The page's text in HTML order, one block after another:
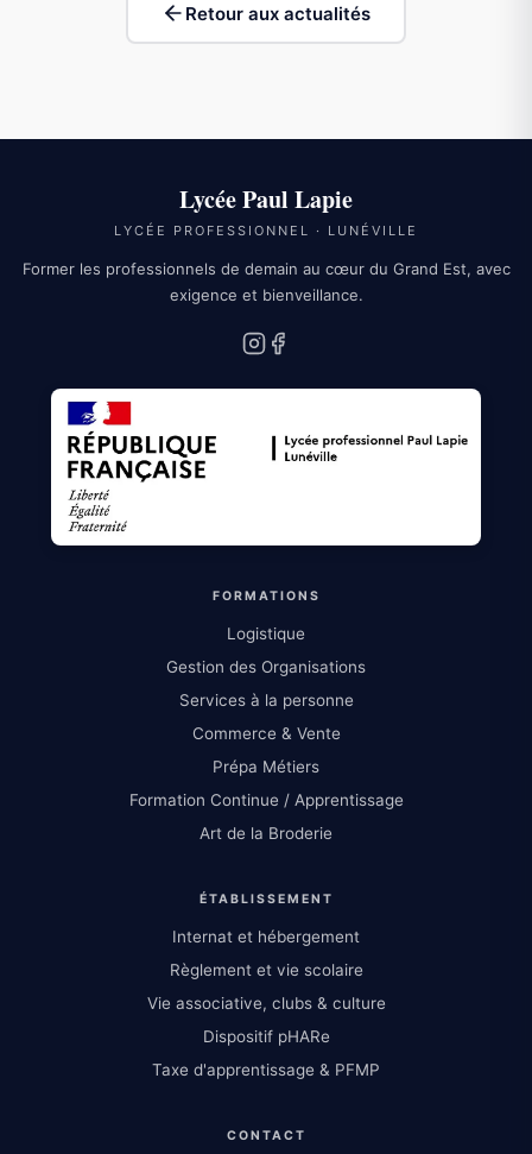
Retour aux actualités
Lycée Paul Lapie
LYCÉE PROFESSIONNEL · LUNÉVILLE
Former les professionnels de demain au cœur du Grand Est, avec
exigence et bienveillance.
Instagram
FORMATIONS
Logistique
Gestion des Organisations
Services à la personne
Commerce & Vente
Prépa Métiers
Formation Continue / Apprentissage
Art de la Broderie
ÉTABLISSEMENT
Internat et hébergement
Règlement et vie scolaire
Vie associative, clubs & culture
Dispositif pHARe
Taxe d'apprentissage & PFMP
CONTACT